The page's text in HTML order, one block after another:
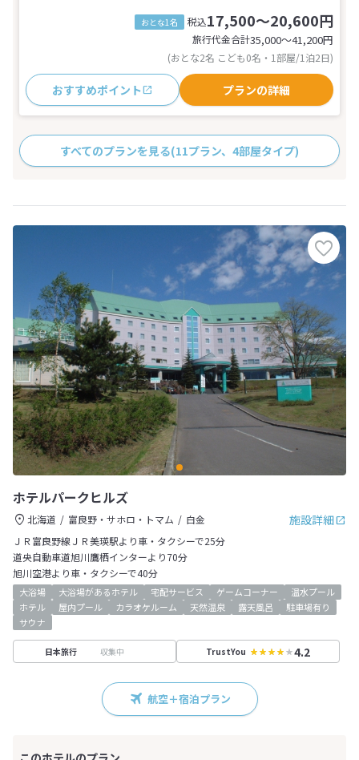
おとな1名 税込17,500～20,600円
旅行代金合計35,000〜41,200円
(おとな2名 こども0名・1部屋/1泊2日)
おすすめポイント プランの詳細
すべてのプランを見る(11プラン、4部屋タイプ)
ホテルパークヒルズ
施設詳細
北海道 富良野・サホロ・トマム
白金
ＪＲ富良野線ＪＲ美瑛駅より車・タクシーで25分
道央自動車道旭川鷹栖インターより70分
旭川空港より車・タクシーで40分
大浴場 大浴場があるホテル 宅配サービス ゲームコーナー
温水プール
ホテル
屋内プール カラオケルーム 天然温泉 露天風呂
駐車場有り
サウナ
日本旅行 収集中 TrustYou 4.2
航空＋宿泊プラン